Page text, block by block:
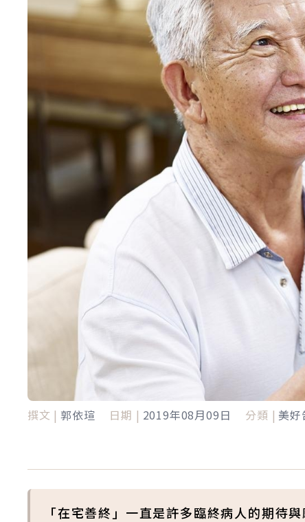
撰文 | 郭依瑄 日期 | 2019年08月09日 分類 | 美好
「在宅善終」一直是許多臨終病人的期待